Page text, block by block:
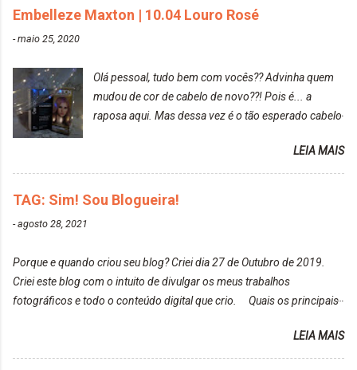
fotografar? Ainda não tenho uma super câmera
profissional. Por enquanto, a câmera que eu uso e
gosto muito é a Sony CyberShot- DSCW350. Você
fotografa e publica suas fotos? Sim. Posto aqui e pelas
minhas páginas. Tumblr, We heart it, ou instagram?
Instagram. Eu particularmente não gosto de Tumblr e
nem do We Heart It. Cite uma pessoa que você se
inspira para tirar suas fotos. Lorrayne Mavromatis.
modo original. Para uns, isso parece desleixo, mas eu
adoro mostrar para as pessoas a beleza natural de um
Embelleze Maxton | 10.04 Louro Rosé
-maio 25, 2020
Olá pessoal, tudo bem com vocês?? Advinha quem
mudou de cor de cabelo de novo??! Pois é... a
raposa aqui. Mas dessa vez é o tão esperado cabelo
Louro Rosé Se vocês não acompanharam a saga do
meu cabelo colorido, vou deixar aqui embaixo, o link
de todos que fiz para vocês verem: ✨ Alfaparf | Alta
Moda é... Creative Crazy Colors Pink
Turkiss Blue
https://www.adrielly.com.br/2020/02/keraton-hard-
colors-turkiss-blue.html ✨ Alpha Line | Máscara
LEIA MAIS
TAG: Sim! Sou Blogueira!
-agosto 28, 2021
Porque e quando criou seu blog? Criei dia 27 de Outubro de 2019.
Criei este blog com o intuito de divulgar os meus trabalhos
fotográficos e todo o conteúdo digital que crio. Quais os principais
vida de Blogueira? Tem sido um sonho. Minha família me apoia muito.
Qual a parte chata da vida de Blogueira? Às vezes, a criatividade vai
LEIA MAIS